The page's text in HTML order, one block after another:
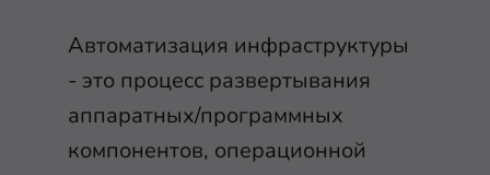
Автоматизация инфраструктуры
- это процесс развертывания
аппаратных/программных
компонентов, операционной